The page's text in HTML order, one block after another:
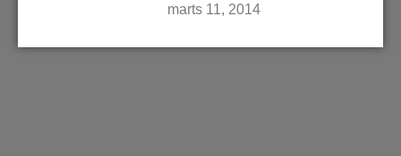
marts 11, 2014